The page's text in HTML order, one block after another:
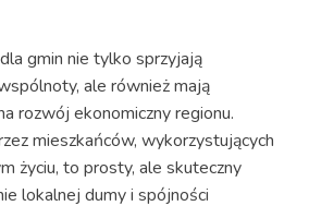
gmin nie tylko sprzyjają
ale również mają
rozwój ekonomiczny regionu.
mieszkańców, wykorzystujących
życiu, to prosty, ale skuteczny
lokalnej dumy i spójności